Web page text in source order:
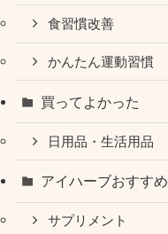
食習慣改善
かんたん運動習慣
買ってよかった
日用品・生活用品
アイハーブおすすめ
サプリメント